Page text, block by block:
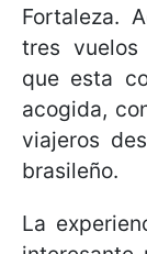
Fortaleza.
tres
que esta
acogida,
viajeros
brasileño.
La